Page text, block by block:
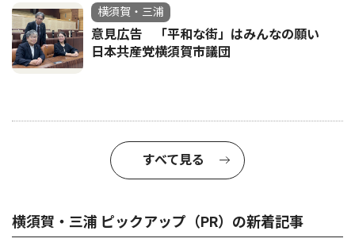
横須賀・三浦
意見広告 「平和な街」はみんなの願い
日本共産党横須賀市議団
すべて見る
横須賀・三浦 ピックアップ（PR）の新着記事